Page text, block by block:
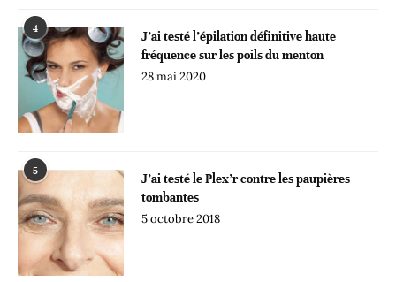
4
J’ai testé l’épilation définitive haute
fréquence sur les poils du menton
28 mai 2020
5
J’ai testé le Plex’r contre les paupières
tombantes
5 octobre 2018